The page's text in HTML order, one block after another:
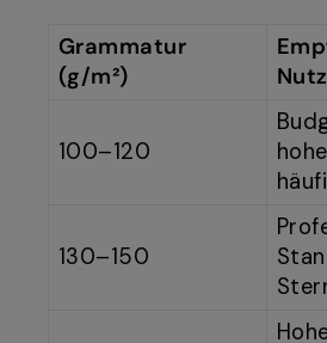
Grammatur
(g/m²)
100–120
130–150